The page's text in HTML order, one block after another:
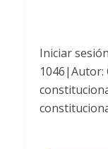
Iniciar
1046|Autor: